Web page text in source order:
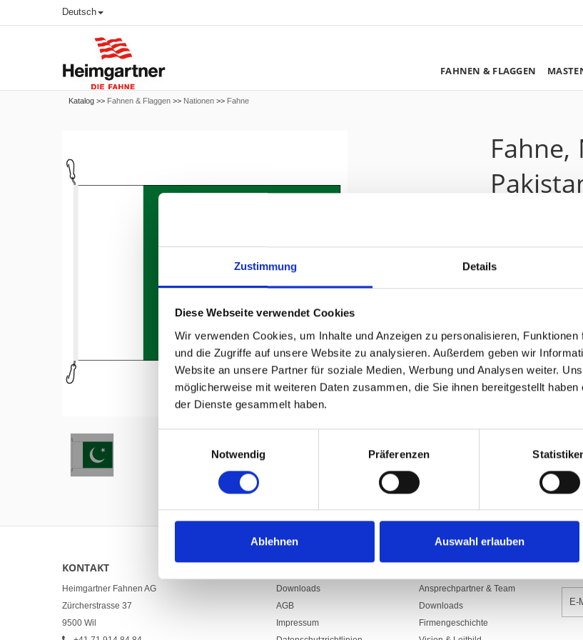
Zustimmung Details
Diese Webseite verwendet Cookies
Wir verwenden Cookies, um Inhalte und Anzeigen zu personalisieren,
und die Zugriffe auf unsere Website zu analysieren. Außerdem geben wir
Website an unsere Partner für soziale Medien, Werbung und Analysen weiter.
möglicherweise mit weiteren Daten zusammen, die Sie ihnen bereitgestellt
der Dienste gesammelt haben.
Notwendig
Präferenzen
Ablehnen Auswahl erlauben
Deutsch
FAHNEN & FLAGGEN
Katalog >> Fahnen & Flaggen >> Nationen >> Fahne
Hover to zoom
318.00
Art.Nr: A001156
1300.SDS200PAK
Aus Polyesterstoff 160/
mit Gurte, Seil und
Seilführung, Rückseite
KONTAKT
Heimgartner Fahnen AG
Zürcherstrasse 37
9500 Wil
LINKS
Downloads
AGB
Impressum
UNTERNEHMEN
Ansprechpartner & Team
Downloads
Firmengeschichte